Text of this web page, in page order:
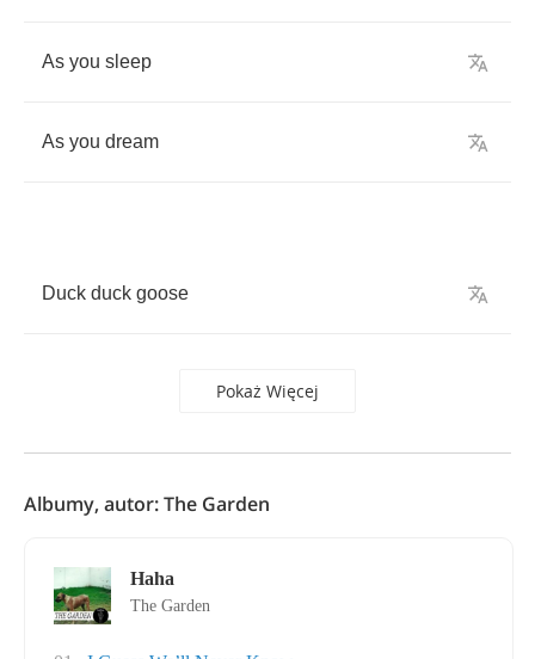
As you sleep
As you dream
Duck duck goose
Pokaż Więcej
Albumy, autor: The Garden
Haha
The Garden